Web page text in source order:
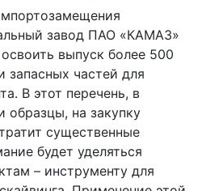
завод ПАО «КАМАЗ»
выпуск более 500
запасных частей для
В этот перечень, в
образцы, на закупку
существенные
будет уделяться
– инструменту для